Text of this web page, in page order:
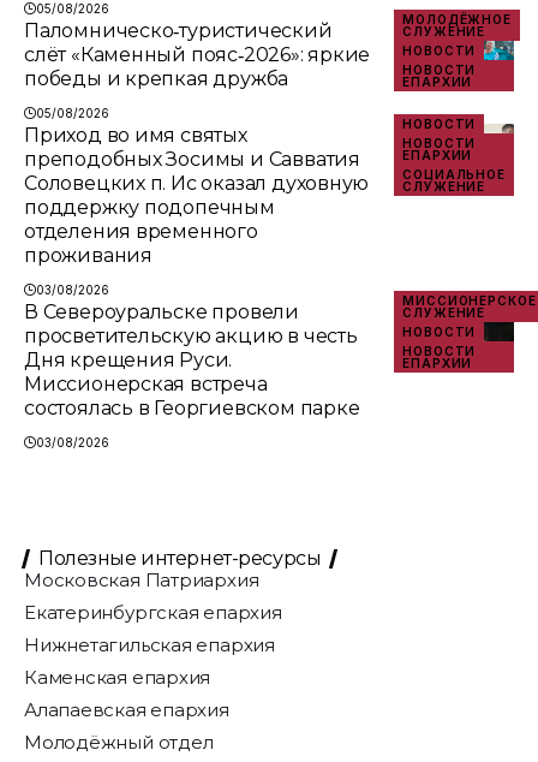
05/08/2026
МОЛОДЁЖНОЕ
СЛУЖЕНИЕ
НОВОСТИ
НОВОСТИ
ЕПАРХИИ
Паломническо‑туристический
слёт «Каменный пояс‑2026»: яркие
победы и крепкая дружба
05/08/2026
НОВОСТИ
НОВОСТИ
ЕПАРХИИ
СОЦИАЛЬНОЕ
СЛУЖЕНИЕ
Приход во имя святых
преподобных Зосимы и Савватия
Соловецких п. Ис оказал духовную
поддержку подопечным
отделения временного
проживания
03/08/2026
МИССИОНЕРСКОЕ
СЛУЖЕНИЕ
НОВОСТИ
НОВОСТИ
ЕПАРХИИ
В Североуральске провели
просветительскую акцию в честь
Дня крещения Руси.
Миссионерская встреча
состоялась в Георгиевском парке
03/08/2026
Полезные интернет-ресурсы
Московская Патриархия
Екатеринбургская епархия
Нижнетагильская епархия
Каменская епархия
Алапаевская епархия
Молодёжный отдел